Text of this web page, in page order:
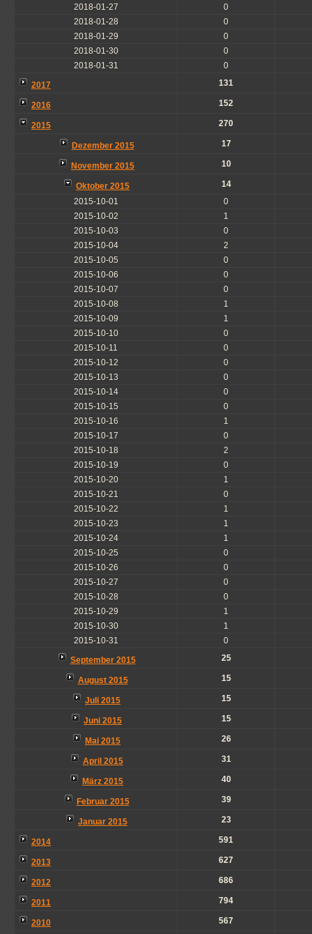
2018-01-27
0
2018-01-28
0
2018-01-29
0
2018-01-30
0
2018-01-31
0
2017
131
2016 152
2015 270
Dezember 2015 17
November 2015 10
Oktober 2015
14
2015-10-01
0
2015-10-02
1
2015-10-03
0
2015-10-04
2
2015-10-05
0
2015-10-06
0
2015-10-07
0
2015-10-08
1
2015-10-09
1
2015-10-10
0
2015-10-11
0
2015-10-12
0
2015-10-13
0
2015-10-14
0
2015-10-15
0
2015-10-16
1
2015-10-17
0
2015-10-18
2
2015-10-19
0
2015-10-20
1
2015-10-21
0
2015-10-22
1
2015-10-23
1
2015-10-24
1
2015-10-25
0
2015-10-26
0
2015-10-27
0
2015-10-28
0
2015-10-29
1
2015-10-30
1
2015-10-31
0
September 2015
25
August 2015 15
Juli 2015 15
Juni 2015 15
Mai 2015 26
April 2015 31
März 2015 40
Februar 2015 39
Januar 2015 23
2014 591
2013 627
2012 686
2011 794
2010 567